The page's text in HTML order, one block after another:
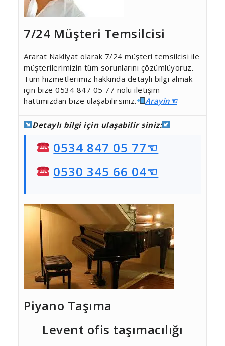
7/24 Müşteri Temsilcisi
Ararat Nakliyat olarak 7/24 müşteri temsilcisi ile
müşterilerimizin tüm sorunlarını çözümlüyoruz.
Tüm hizmetlerimiz hakkında detaylı bilgi almak
için bize 0534 847 05 77 nolu iletişim
hattımızdan bize ulaşabilirsiniz.
Arayin☜
Detaylı bilgi için ulaşabilir siniz:
0534 847 05 77☜
0530 345 66 04☜
Piyano Taşıma
Levent ofis taşımacılığı